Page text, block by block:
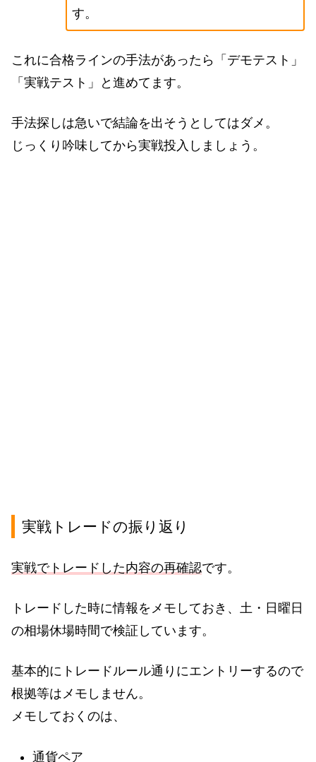
す。
これに合格ラインの手法があったら「デモテスト」
「実戦テスト」と進めてます。
手法探しは急いで結論を出そうとしてはダメ。
じっくり吟味してから実戦投入しましょう。
実戦トレードの振り返り
実戦でトレードした内容の再確認です。
トレードした時に情報をメモしておき、土・日曜日
の相場休場時間で検証しています。
基本的にトレードルール通りにエントリーするので
根拠等はメモしません。
メモしておくのは、
通貨ペア